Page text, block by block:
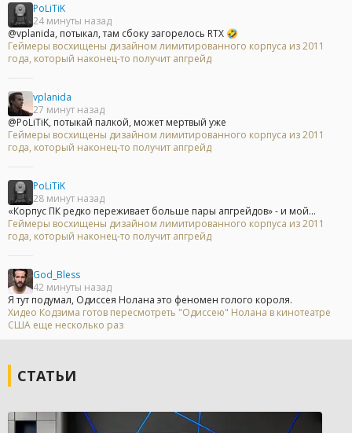
PoLiTiK
24 минуты назад
@vplanida, потыкал, там сбоку загорелось RTX 🤣
Геймеры восхищены дизайном лимитированного корпуса из 2011
года, который наконец-то получит апгрейд
vplanida
27 минут назад
@PoLiTiK, потыкай палкой, может мертвый уже
Геймеры восхищены дизайном лимитированного корпуса из 2011
года, который наконец-то получит апгрейд
PoLiTiK
28 минут назад
«Корпус ПК редко переживает больше пары апгрейдов» - и мой...
Геймеры восхищены дизайном лимитированного корпуса из 2011
года, который наконец-то получит апгрейд
God_Bless
42 минуты назад
Я тут подумал, Одиссея Нолана это феномен голого короля.
Хидео Кодзима готов пересмотреть "Одиссею" Нолана в кинотеатре
США еще несколько раз
СТАТЬИ